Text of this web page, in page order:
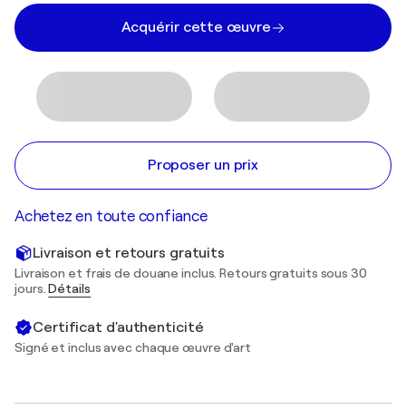
Acquérir cette œuvre
Proposer un prix
Achetez en toute confiance
Livraison et retours gratuits
Livraison et frais de douane inclus. Retours gratuits sous 30
jours.Détails
Certificat d'authenticité
Signé et inclus avec chaque œuvre d'art